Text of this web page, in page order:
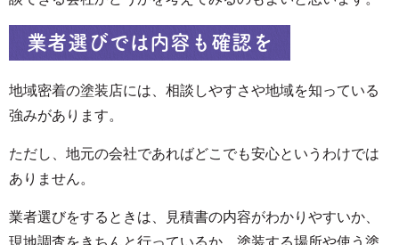
業者選びでは内容も確認を
地域密着の塗装店には、相談しやすさや地域を知っている
強みがあります。
ただし、地元の会社であればどこでも安心というわけでは
ありません。
業者選びをするときは、見積書の内容がわかりやすいか、